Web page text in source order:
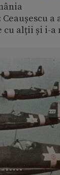
cu alții și i-a